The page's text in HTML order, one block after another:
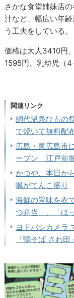
さかな食堂姉妹店
汁など、幅広い年
う工夫をしている。
価格は大人3410円
1595円、乳幼児（4
関連リンク
網代温泉ひもの
で焼いて無料配
広島・東広島市
ープン 江戸前
かつや、本日か
蠣がてんこ盛り
海鮮の旨味を衣
つ弁当」、「ほ
ヨドバシカメラ
「鴨そば さわ